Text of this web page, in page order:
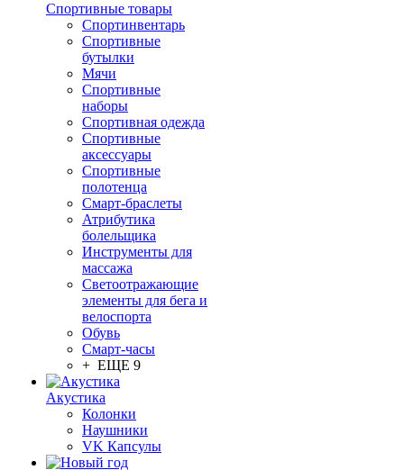
Спортивные товары
Спортинвентарь
Спортивные
бутылки
Мячи
Спортивные
наборы
Спортивная одежда
Спортивные
аксессуары
Спортивные
полотенца
Смарт-браслеты
Атрибутика
болельщика
Инструменты для
массажа
Светоотражающие
элементы для бега и
велоспорта
Обувь
Смарт-часы
+ ЕЩЕ 9
Акустика
Колонки
Наушники
VK Капсулы